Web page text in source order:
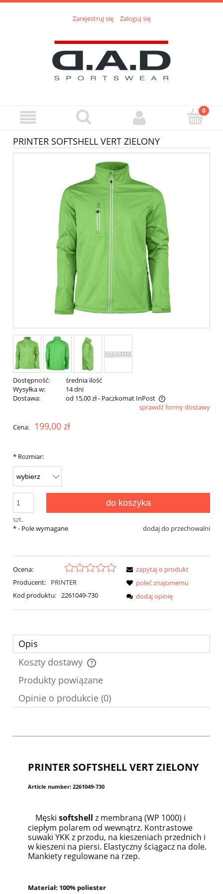
Zarejestruj się Zaloguj się
PRINTER SOFTSHELL VERT ZIELONY
Dostępność:
średnia ilość
Wysyłka w:
14 dni
Dostawa:
od 15,00 zł- Paczkomat InPost
Cena nie zawiera ewentualnych kosztów płatnościsprawdź formy dostawy
Cena: 199,00 zł
* Rozmiar:
szt.
do koszyka
dodaj do przechowalni
*- Pole wymagane
Ocena:
Producent:
PRINTER
Kod produktu: 2261049-730
zapytaj o produkt
poleć znajomemu
dodaj opinię
Opis
Koszty dostawy
Cena nie zawiera ewentualnych kosztów płatności
Produkty powiązane
Opinie o produkcie (0)
PRINTER SOFTSHELL VERT ZIELONY
Article number: 2261049-730
Męski softshell z membraną (WP 1000) i
ciepłym polarem od wewnątrz. Kontrastowe
suwaki YKK z przodu, na kieszeniach przednich i
w kieszeni na piersi. Elastyczny ściągacz na dole.
Mankiety regulowane na rzep.
Materiał: 100% poliester